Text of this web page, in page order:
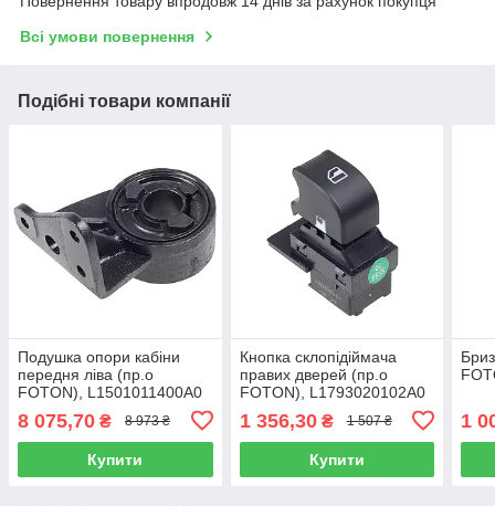
Всі умови повернення
Подібні товари компанії
Подушка опори кабіни
передня ліва (пр.о
FOTON), L1501011400A0
8 075,70 ₴ 8 973 ₴
Купити
Кнопка склопідіймача
правих дверей (пр.о
FOTON), L1793020102A0
1 356,30₴ 1 507 ₴
Купити
1